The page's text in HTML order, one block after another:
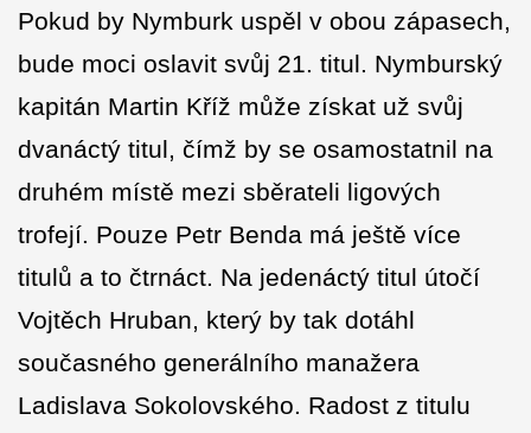
Pokud by Nymburk uspěl v obou zápasech,
bude moci oslavit svůj 21. titul. Nymburský
kapitán Martin Kříž může získat už svůj
dvanáctý titul, čímž by se osamostatnil na
druhém místě mezi sběrateli ligových
trofejí. Pouze Petr Benda má ještě více
titulů a to čtrnáct. Na jedenáctý titul útočí
Vojtěch Hruban, který by tak dotáhl
současného generálního manažera
Ladislava Sokolovského. Radost z titulu